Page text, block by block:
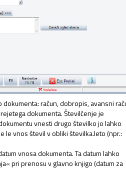
dokumenta: račun, dobropis, avansni
dokumenta. Številčenje je
vnesti drugo številko jo lahko
le vnos števil v obliki številka.leto (npr.:
vnosa dokumenta. Ta datum lahko
pri prenosu v glavno knjigo (datum za